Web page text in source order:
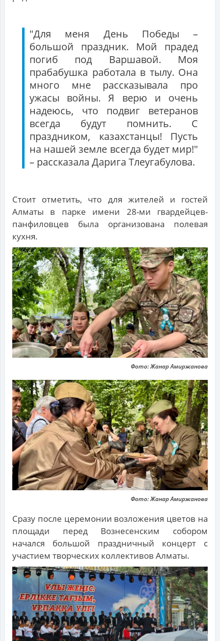
"Для меня День Победы –
большой праздник. Мой прадед
погиб под Варшавой. Моя
прабабушка работала в тылу. Она
много мне рассказывала про
ужасы войны. Я верю и очень
надеюсь, что подвиг ветеранов
всегда будут помнить. С
праздником, казахстанцы! Пусть
на нашей земле всегда будет мир!"
– рассказала Дарига Тлеугабулова.
Стоит отметить, что для жителей и гостей
Алматы в парке имени 28-ми гвардейцев-
панфиловцев была организована полевая
кухня.
Фото: Жанар Амиржанова
Фото: Жанар Амиржанова
Сразу после церемонии возложения цветов на
площади перед Вознесенским собором
начался большой праздничный концерт с
участием творческих коллективов Алматы.